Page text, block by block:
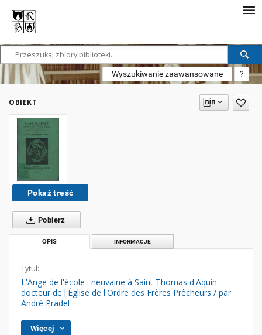
Wyszukiwanie zaawansowane ?
OBIEKT
Pokaż treść
Pobierz
OPIS INFORMACJE
Tytuł:
L'Ange de l'école : neuvaine à Saint Thomas d'Aquin
docteur de l'Église de l'Ordre des Frères Prêcheurs / par
André Pradel
Więcej